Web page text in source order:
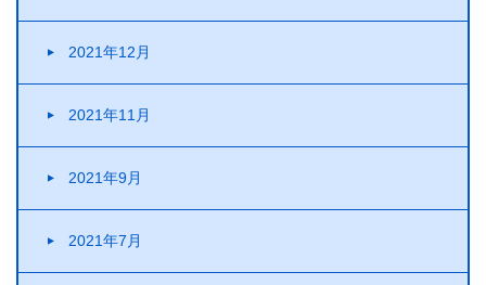
2021年12月
2021年11月
2021年9月
2021年7月